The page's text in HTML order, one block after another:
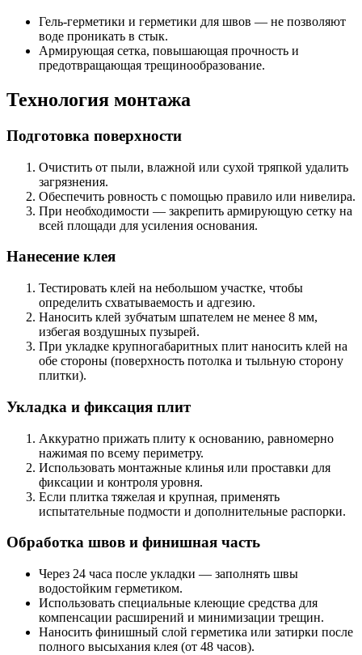
Гель-герметики и герметики для швов — не позволяют
воде проникать в стык.
Армирующая сетка, повышающая прочность и
предотвращающая трещинообразование.
Технология монтажа
Подготовка поверхности
Очистить от пыли, влажной или сухой тряпкой удалить
загрязнения.
Обеспечить ровность с помощью правило или нивелира.
При необходимости — закрепить армирующую сетку на
всей площади для усиления основания.
Нанесение клея
Тестировать клей на небольшом участке, чтобы
определить схватываемость и адгезию.
Наносить клей зубчатым шпателем не менее 8 мм,
избегая воздушных пузырей.
При укладке крупногабаритных плит наносить клей на
обе стороны (поверхность потолка и тыльную сторону
плитки).
Укладка и фиксация плит
Аккуратно прижать плиту к основанию, равномерно
нажимая по всему периметру.
Использовать монтажные клинья или проставки для
фиксации и контроля уровня.
Если плитка тяжелая и крупная, применять
испытательные подмости и дополнительные распорки.
Обработка швов и финишная часть
Через 24 часа после укладки — заполнять швы
водостойким герметиком.
Использовать специальные клеющие средства для
компенсации расширений и минимизации трещин.
Наносить финишный слой герметика или затирки после
полного высыхания клея (от 48 часов).